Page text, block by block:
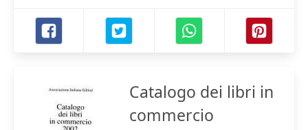
Catalogo dei libri in
commercio